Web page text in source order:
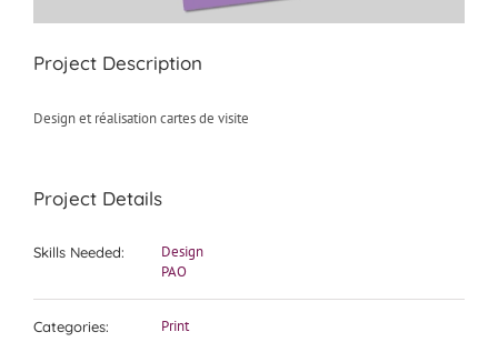
Project Description
Design et réalisation cartes de visite
Project Details
Skills Needed:
Design
PAO
Categories: Print